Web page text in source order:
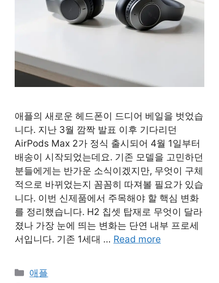
애플의 새로운 헤드폰이 드디어 베일을 벗었습
니다. 지난 3월 깜짝 발표 이후 기다리던
AirPods Max 2가 정식 출시되어 4월 1일부터
배송이 시작되었는데요. 기존 모델을 고민하던
분들에게는 반가운 소식이겠지만, 무엇이 구체
적으로 바뀌었는지 꼼꼼히 따져볼 필요가 있습
니다. 이번 신제품에서 주목해야 할 핵심 변화
를 정리했습니다. H2 칩셋 탑재로 무엇이 달라
졌나 가장 눈에 띄는 변화는 단연 내부 프로세
서입니다. 기존 1세대 … Read more
Categories
애플